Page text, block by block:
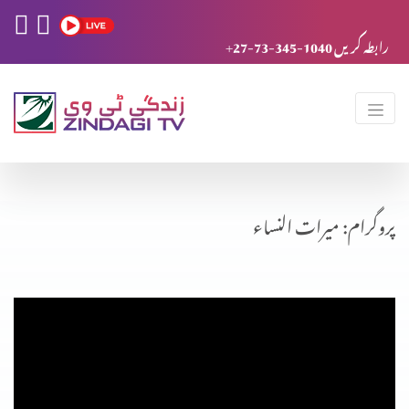
+27-73-345-1040 رابطہ کریں
پروگرام: میرات النساء